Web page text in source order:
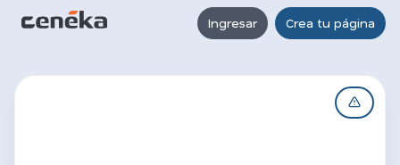
Ingresar Crea tu página